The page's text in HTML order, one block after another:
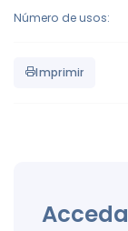
Número de usos:
Imprimir